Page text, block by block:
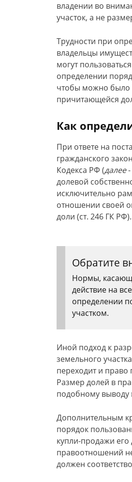
владении во
участок, а не
Трудности при
владельцы
могут
определении
чтобы можно было
причитающейся
Как
При ответе на
гражданского
Кодекса РФ (далее
долевой
исключительно
отношении своей
доли (ст. 246 ГК РФ).
Обратите
Нормы,
действие на
определении
участком.
Иной подход к
земельного
переходит и
Размер долей в
подобному выводу
Дополнительным
порядок
купли-продажи
правоотношений
должен